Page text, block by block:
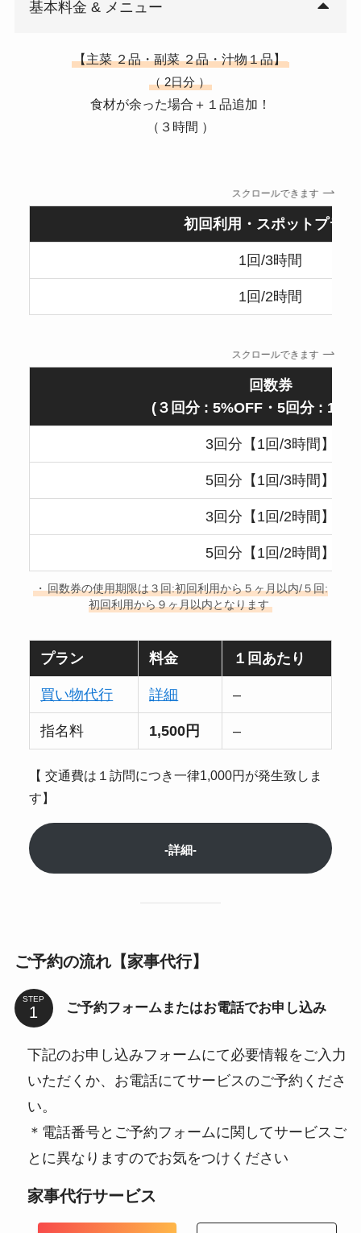
基本料金 & メニュー
【主菜 ２品・副菜 ２品・汁物１品】
（ 2日分 ）
食材が余った場合＋１品追加！
（３時間 ）
スクロールできます
初回利用・スポットプラン
1回/3時間
1回/2時間
スクロールできます
回数券
(３回分 : 5%OFF・5回分 :
3回分【1回/3時間】
5回分【1回/3時間】
3回分【1回/2時間】
5回分【1回/2時間】
・回数券の使用期限は３回:初回利用から５ヶ月以内/５回:
初回利用から９ヶ月以内となります
プラン 料金 １回あたり
買い物代行 詳細 –
指名料 1,500円 –
【 交通費は１訪問につき一律1,000円が発生致しま
す】
-詳細-
ご予約の流れ【家事代行】
STEP
ご予約フォームまたはお電話でお申し込み
下記のお申し込みフォームにて必要情報をご入力
いただくか、お電話にてサービスのご予約くださ
い。
＊電話番号とご予約フォームに関してサービスご
とに異なりますのでお気をつけください
家事代行サービス